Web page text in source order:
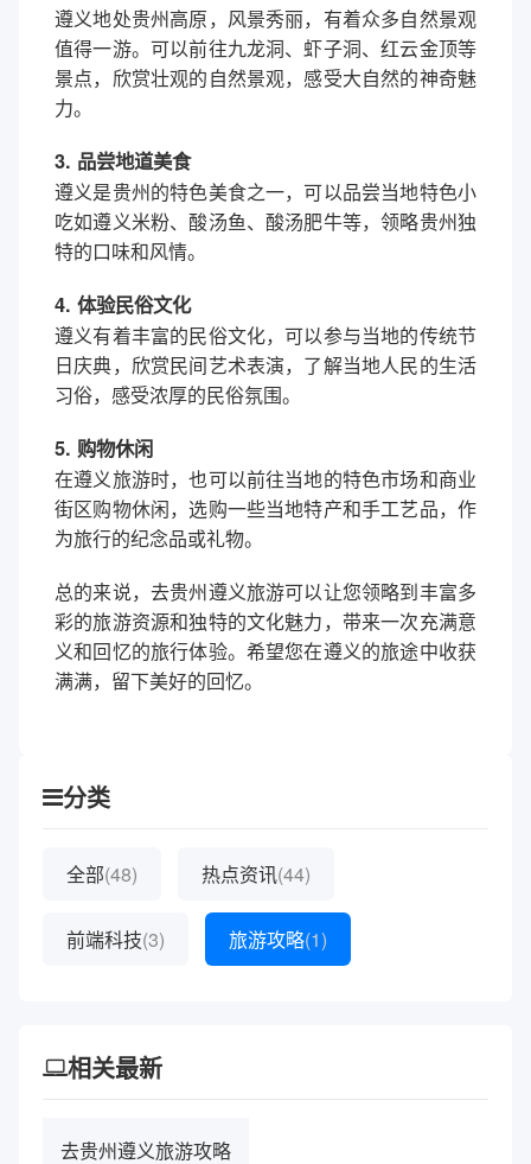
遵义地处贵州高原，风景秀丽，有着众多自然景观
值得一游。可以前往九龙洞、虾子洞、红云金顶等
景点，欣赏壮观的自然景观，感受大自然的神奇魅
力。
3. 品尝地道美食
遵义是贵州的特色美食之一，可以品尝当地特色小
吃如遵义米粉、酸汤鱼、酸汤肥牛等，领略贵州独
特的口味和风情。
4. 体验民俗文化
遵义有着丰富的民俗文化，可以参与当地的传统节
日庆典，欣赏民间艺术表演，了解当地人民的生活
习俗，感受浓厚的民俗氛围。
5. 购物休闲
在遵义旅游时，也可以前往当地的特色市场和商业
街区购物休闲，选购一些当地特产和手工艺品，作
为旅行的纪念品或礼物。
总的来说，去贵州遵义旅游可以让您领略到丰富多
彩的旅游资源和独特的文化魅力，带来一次充满意
义和回忆的旅行体验。希望您在遵义的旅途中收获
满满，留下美好的回忆。
分类
全部(48) 热点资讯(44)
前端科技(3) 旅游攻略(1)
相关最新
去贵州遵义旅游攻略